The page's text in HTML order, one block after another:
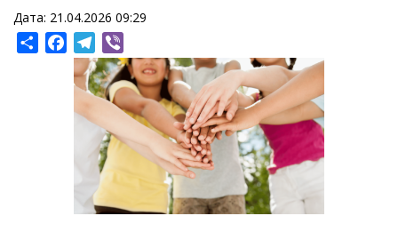
Дата: 21.04.2026 09:29
ShareFacebookTelegram